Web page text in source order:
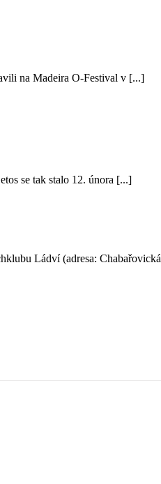
na Madeira O-Festival v [...]
se tak stalo 12. února [...]
Ládví (adresa: Chabařovická